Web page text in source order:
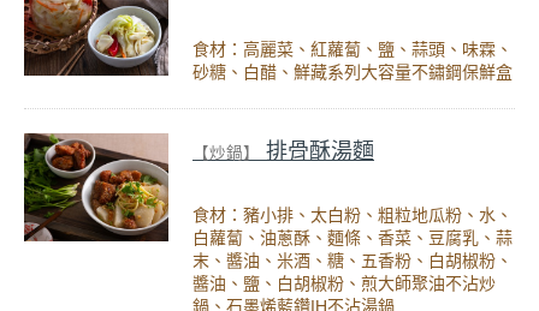
食材：高麗菜、紅蘿蔔、鹽、蒜頭、味霖、
砂糖、白醋、鮮藏系列大容量不鏽鋼保鮮盒
【炒鍋】 排骨酥湯麵
食材：豬小排、太白粉、粗粒地瓜粉、水、
白蘿蔔、油蔥酥、麵條、香菜、豆腐乳、蒜
末、醬油、米酒、糖、五香粉、白胡椒粉、
醬油、鹽、白胡椒粉、煎大師聚油不沾炒
鍋、石墨烯藍鑽IH不沾湯鍋